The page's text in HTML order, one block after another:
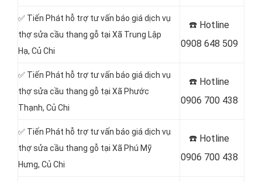
✅ Tiến Phát hỗ trợ tư vấn báo giá dịch vụ
thợ sửa cầu thang gỗ tại Xã Trung Lập
Hạ, Củ Chi
☎️ Hotline
0908 648 509
✅ Tiến Phát hỗ trợ tư vấn báo giá dịch vụ
thợ sửa cầu thang gỗ tại Xã Phước
Thạnh, Củ Chi
☎️ Hotline
0906 700 438
✅ Tiến Phát hỗ trợ tư vấn báo giá dịch vụ
thợ sửa cầu thang gỗ tại Xã Phú Mỹ
Hưng, Củ Chi
☎️ Hotline
0906 700 438